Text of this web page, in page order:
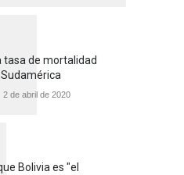
tasa de mortalidad
2 de abril de 2020
Bolivia es "el